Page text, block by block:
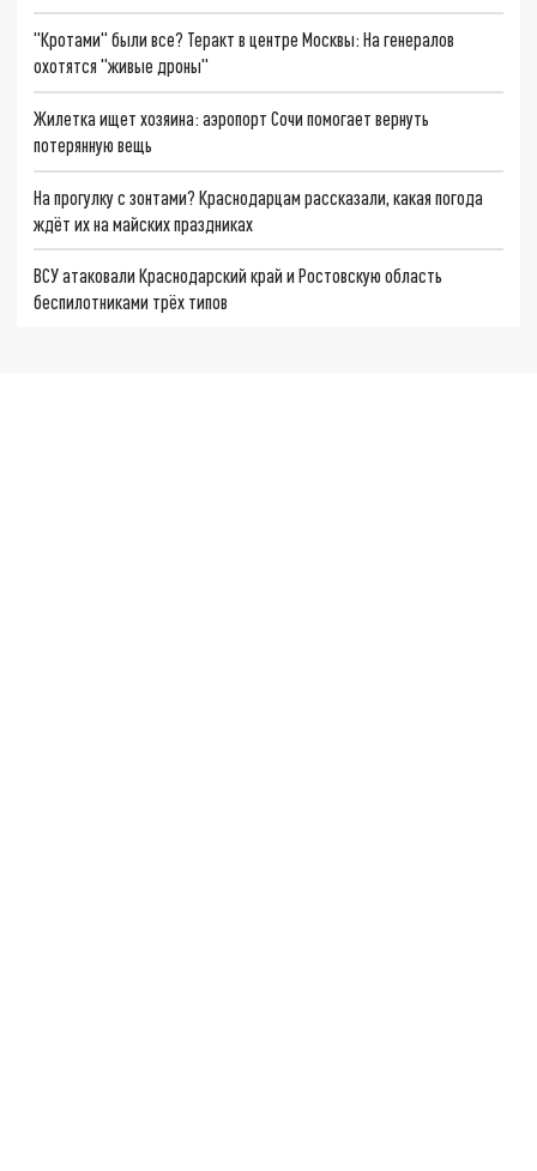
"Кротами" были все? Теракт в центре Москвы: На генералов
охотятся "живые дроны"
Жилетка ищет хозяина: аэропорт Сочи помогает вернуть
потерянную вещь
На прогулку с зонтами? Краснодарцам рассказали, какая погода
ждёт их на майских праздниках
ВСУ атаковали Краснодарский край и Ростовскую область
беспилотниками трёх типов